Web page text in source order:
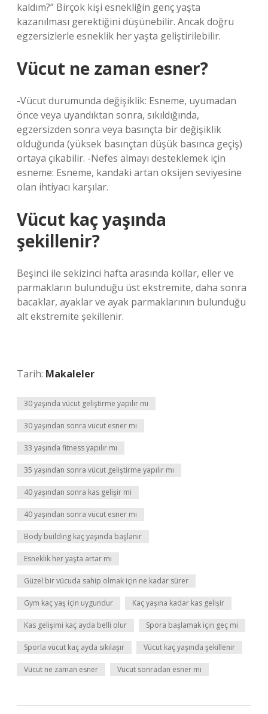
kaldım?” Birçok kişi esnekliğin genç yaşta
kazanılması gerektiğini düşünebilir. Ancak doğru
egzersizlerle esneklik her yaşta geliştirilebilir.
Vücut ne zaman esner?
-Vücut durumunda değişiklik: Esneme, uyumadan
önce veya uyandıktan sonra, sıkıldığında,
egzersizden sonra veya basınçta bir değişiklik
olduğunda (yüksek basınçtan düşük basınca geçiş)
ortaya çıkabilir. -Nefes almayı desteklemek için
esneme: Esneme, kandaki artan oksijen seviyesine
olan ihtiyacı karşılar.
Vücut kaç yaşında
şekillenir?
Beşinci ile sekizinci hafta arasında kollar, eller ve
parmakların bulunduğu üst ekstremite, daha sonra
bacaklar, ayaklar ve ayak parmaklarının bulunduğu
alt ekstremite şekillenir.
Tarih: Makaleler
30 yaşında vücut geliştirme yapılır mı
30 yaşından sonra vücut esner mi
33 yaşında fitness yapılır mı
35 yaşından sonra vücut geliştirme yapılır mı
40 yaşından sonra kas gelişir mi
40 yaşından sonra vücut esner mi
Body building kaç yaşında başlanır
Esneklik her yaşta artar mı
Güzel bir vücuda sahip olmak için ne kadar sürer
Gym kaç yaş için uygundur Kaç yaşına kadar kas gelişir
Kas gelişimi kaç ayda belli olur Spora başlamak için geç mi
Sporla vücut kaç ayda sıkılaşır Vücut kaç yaşında şekillenir
Vücut ne zaman esner Vücut sonradan esner mi